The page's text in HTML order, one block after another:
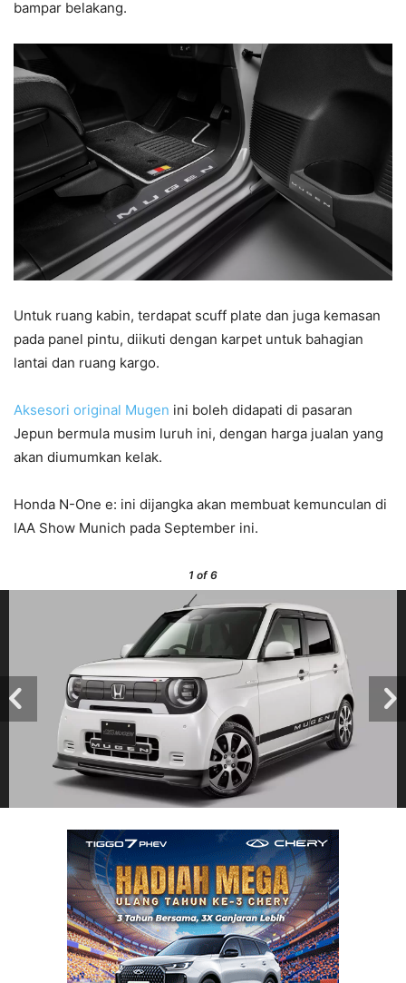
bampar belakang.
Untuk ruang kabin, terdapat scuff plate dan juga kemasan
pada panel pintu, diikuti dengan karpet untuk bahagian
lantai dan ruang kargo.
Aksesori original Mugen ini boleh didapati di pasaran
Jepun bermula musim luruh ini, dengan harga jualan yang
akan diumumkan kelak.
Honda N-One e: ini dijangka akan membuat kemunculan di
IAA Show Munich pada September ini.
1 of 6